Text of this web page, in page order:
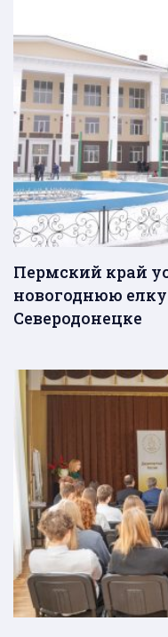
Пермский край
новогоднюю
Северодонецке